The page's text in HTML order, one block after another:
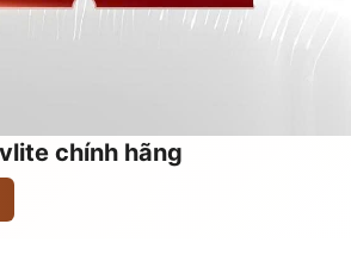
chính hãng